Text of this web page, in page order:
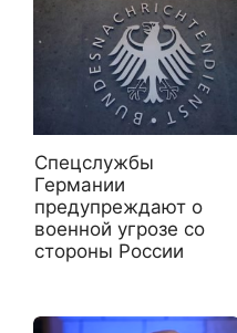
Спецслужбы
Германии
предупреждают о
военной угрозе со
стороны России